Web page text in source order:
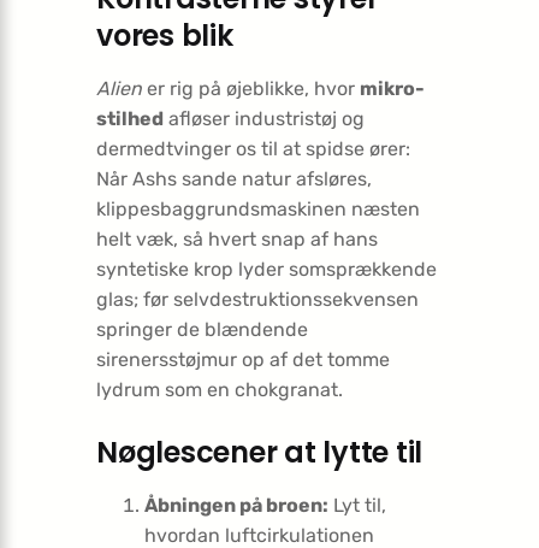
vores blik
Alien er rig på øjeblikke, hvor mikro-
stilhed afløser industristøj og
dermedtvinger os til at spidse ører:
Når Ashs sande natur afsløres,
klippesbaggrundsmaskinen næsten
helt væk, så hvert snap af hans
syntetiske krop lyder somsprækkende
glas; før selvdestruktions­sekvensen
springer de blændende
sirenersstøjmur op af det tomme
lydrum som en chokgranat.
Nøglescener at lytte til
Åbningen på broen: Lyt til,
hvordan luftcirkulationen